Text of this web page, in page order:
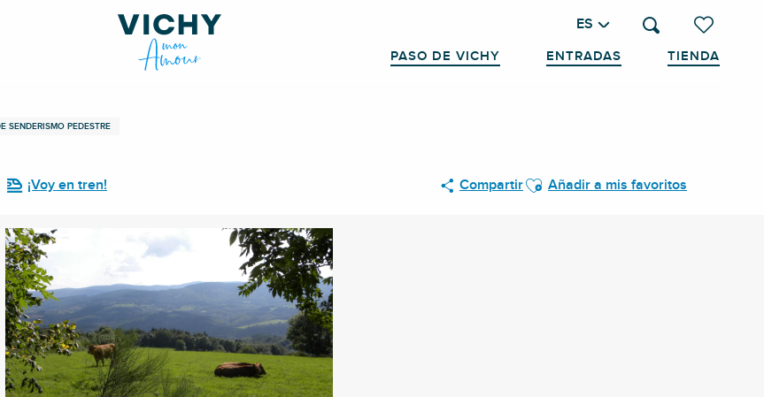
Voir les
Buscar
ES
PASO DE VICHY ENTRADAS TIENDA
SENDERISMO PEDESTRE
¡Voy en tren! CompartirAjouter aux favoris
Añadir a mis favoritos